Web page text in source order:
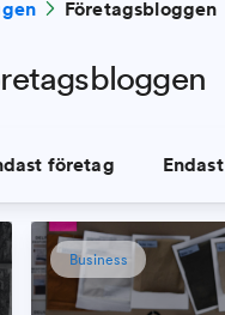
Företagsbloggen
företag Endast
Business